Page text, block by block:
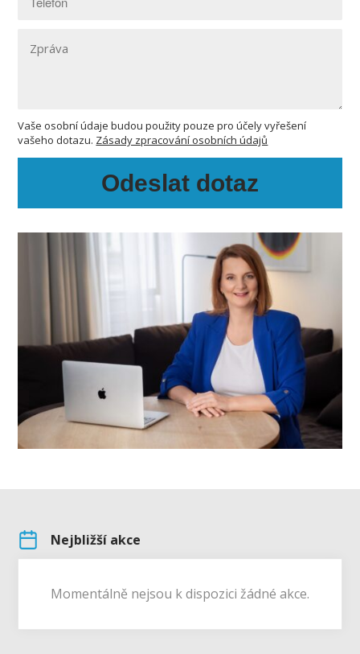
Vaše osobní údaje budou použity pouze pro účely vyřešení
vašeho dotazu. Zásady zpracování osobních údajů
Odeslat dotaz
Nejbližší akce
Momentálně nejsou k dispozici žádné akce.